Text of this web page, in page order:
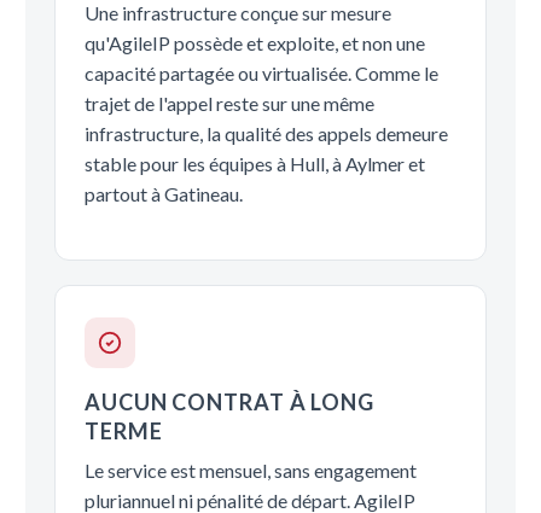
Une infrastructure conçue sur mesure
qu'AgileIP possède et exploite, et non une
capacité partagée ou virtualisée. Comme le
trajet de l'appel reste sur une même
infrastructure, la qualité des appels demeure
stable pour les équipes à Hull, à Aylmer et
partout à Gatineau.
AUCUN CONTRAT À LONG
TERME
Le service est mensuel, sans engagement
pluriannuel ni pénalité de départ. AgileIP